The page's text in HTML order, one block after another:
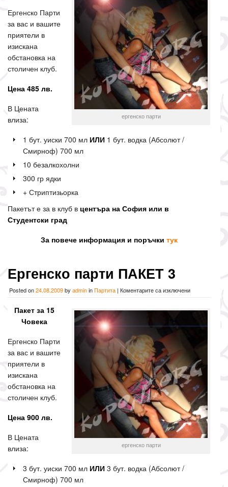
ергенско парти
Ергенско Парти
за вас и вашите
приятели в
изискана
обстановка на
столичен клуб.
Цена 485 лв.
В Цената
влиза:
1 бут. уиски 700 мл ИЛИ 1 бут. водка (Абсолют /
Смирноф) 700 мл
10 безалкохолни
300 гр ядки
+ Стриптизьорка
Пакетът е за в клуб в центъра на София или в
Студентски град
За повече информация и поръчки тук
Ергенско парти ПАКЕТ 3
Posted on24.08.2009by admininПартита | Коментарите са изключениза
ергенско парти
Пакет за 15
Човека
Ергенско Парти
за вас и вашите
приятели в
изискана
обстановка на
столичен клуб.
Цена 900 лв.
В Цената
влиза:
3 бут. уиски 700 мл ИЛИ 3 бут. водка (Абсолют /
Смирноф) 700 мл